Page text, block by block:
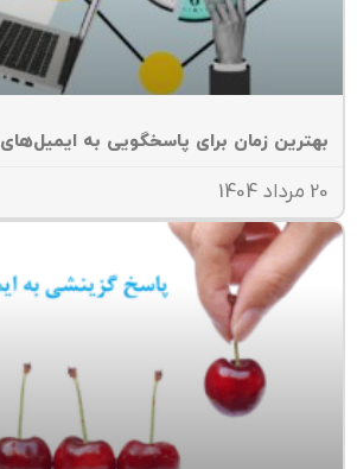
زمان برای پاسخگویی به ایمیل‌های کاری